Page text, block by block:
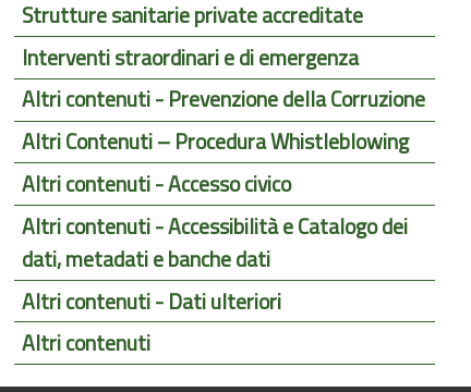
Strutture sanitarie private accreditate
Interventi straordinari e di emergenza
Altri contenuti - Prevenzione della Corruzione
Altri Contenuti – Procedura Whistleblowing
Altri contenuti - Accesso civico
Altri contenuti - Accessibilità e Catalogo dei
dati, metadati e banche dati
Altri contenuti - Dati ulteriori
Altri contenuti